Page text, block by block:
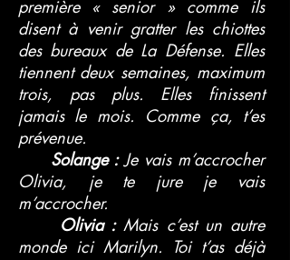
première « senior » comme ils
disent à venir gratter les chiottes
des bureaux de La Défense. Elles
tiennent deux semaines, maximum
trois, pas plus. Elles finissent
jamais le mois. Comme ça, t’es
prévenue.
Solange :Je vais m’accrocher
Olivia, je te jure je vais
m’accrocher.
Olivia :Mais c’est un autre
monde ici Marilyn. Toi t’as déjà